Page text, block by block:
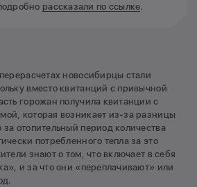
рассказали по ссылке.
новосибирцы стали
вместо квитанций с привычной
горожан получила квитанции с
которая возникает из-за разницы
отопительный период количества
потребленного тепла за это
знают о том, что включает в себя
и за что они «переплачивают» или